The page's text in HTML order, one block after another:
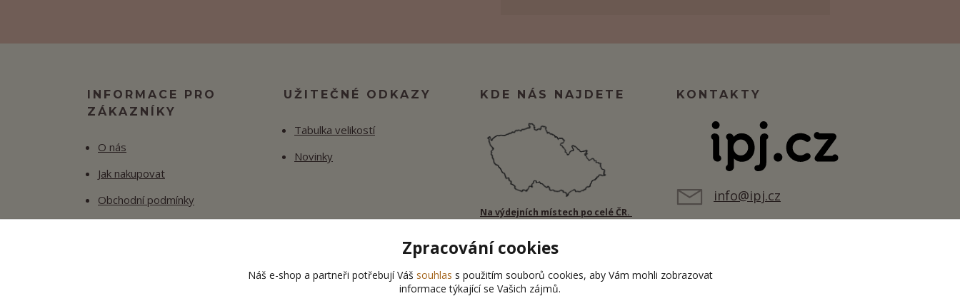
INFORMACE PRO
ZÁKAZNÍKY
O nás
Jak nakupovat
Obchodní podmínky
UŽITEČNÉ ODKAZY
Tabulka velikostí
Novinky
KDE NÁS NAJDETE
Na výdejních místech po celé ČR.
KONTAKTY
info@ipj.cz
Zpracování cookies
Náš e-shop a partneři potřebují Váš souhlas s použitím souborů cookies, aby Vám mohli zobrazovat
informace týkající se Vašich zájmů.